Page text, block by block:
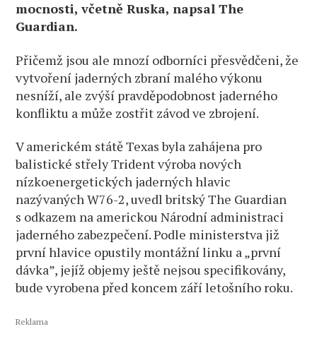
mocnosti, včetně Ruska, napsal The
Guardian.
Přičemž jsou ale mnozí odborníci přesvědčeni, že
vytvoření jaderných zbraní malého výkonu
nesníží, ale zvýší pravděpodobnost jaderného
konfliktu a může zostřit závod ve zbrojení.
V americkém státě Texas byla zahájena pro
balistické střely Trident výroba nových
nízkoenergetických jaderných hlavic
nazývaných W76-2, uvedl britský The Guardian
s odkazem na americkou Národní administraci
jaderného zabezpečení. Podle ministerstva již
první hlavice opustily montážní linku a „první
dávka”, jejíž objemy ještě nejsou specifikovány,
bude vyrobena před koncem září letošního roku.
Reklama